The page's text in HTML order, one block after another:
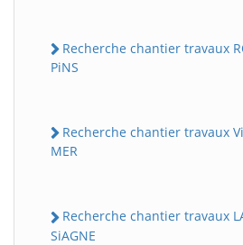
Recherche chantier travaux
PiNS
Recherche chantier travaux
MER
Recherche chantier travaux
SiAGNE